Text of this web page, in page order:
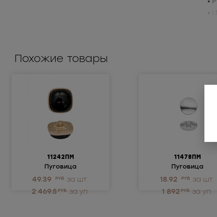
•
Похожие товары
11242ПМ
Пуговица
металлическая
49.39 РУБ за шт.
2 469.5 РУБ за уп.
11478ПМ
Пуговица
металлическая
18.92 РУБ за шт.
1 892 РУБ за уп.